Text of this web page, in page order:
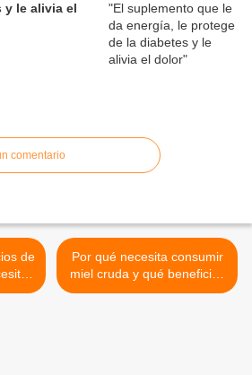
y le alivia el
comentario
Por qué necesita consumir
miel cruda y qué beneficios
le aporta >